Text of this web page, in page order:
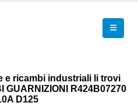
e ricambi industriali li trovi
R424B07270
D125